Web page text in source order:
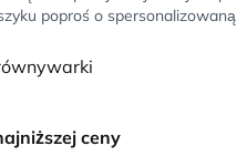
poproś o
ceny